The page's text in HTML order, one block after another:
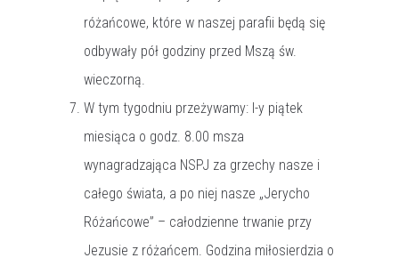
różańcowe, które w naszej parafii będą się
odbywały pół godziny przed Mszą św.
wieczorną.
W tym tygodniu przeżywamy: I-y piątek
miesiąca o godz. 8.00 msza
wynagradzająca NSPJ za grzechy nasze i
całego świata, a po niej nasze „Jerycho
Różańcowe” – całodzienne trwanie przy
Jezusie z różańcem. Godzina miłosierdzia o